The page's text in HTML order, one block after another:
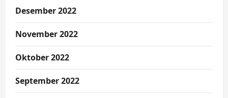
Desember 2022
November 2022
Oktober 2022
September 2022